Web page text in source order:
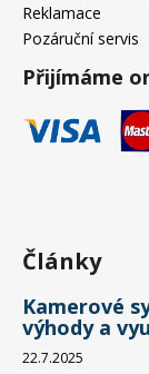
Reklamace
Pozáruční servis
Přijímáme
Články
Kamerové
výhody a
22.7.2025